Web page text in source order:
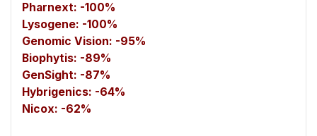
Pharnext: -100%
Lysogene: -100%
Genomic Vision: -95%
Biophytis: -89%
GenSight: -87%
Hybrigenics: -64%
Nicox: -62%